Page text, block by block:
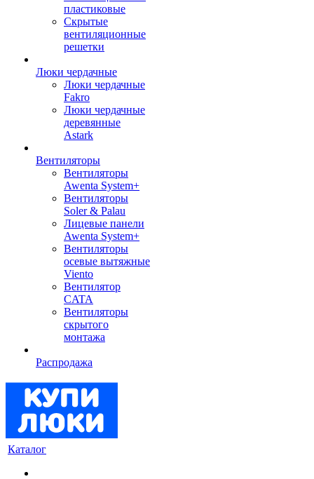
пластиковые
Скрытые
вентиляционные
решетки
Люки чердачные
Люки чердачные
Fakro
Люки чердачные
деревянные
Astark
Вентиляторы
Вентиляторы
Awenta System+
Вентиляторы
Soler & Palau
Лицевые панели
Awenta System+
Вентиляторы
осевые вытяжные
Viento
Вентилятор
CATA
Вентиляторы
скрытого
монтажа
Распродажа
Каталог